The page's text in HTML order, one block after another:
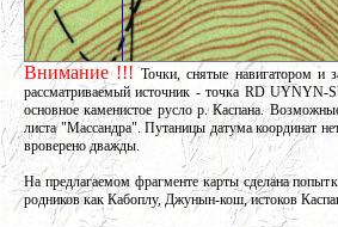
Внимание !!! Точки, снятые навигатором и
рассматриваемый источник - точка RD UYNYN-
основное каменистое русло р. Каспана.
листа "Массандра". Путаницы датума координат
вроверено дважды.
На предлагаемом фрагменте карты сделана
родников как Кабоплу, Джунын-кош, истоков